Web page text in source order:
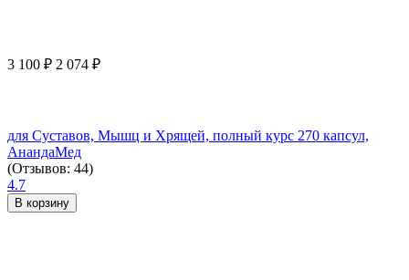
3 100 ₽ 2 074 ₽
для Суставов, Мышц и Хрящей, полный курс 270 капсул,
АнандаМед
(Отзывов: 44)
4.7
В корзину